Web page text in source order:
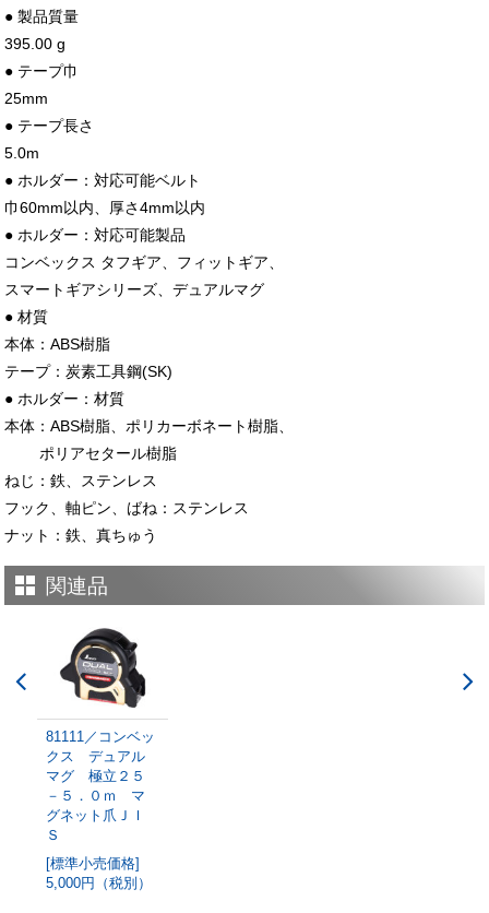
● 製品質量
395.00 g
● テープ巾
25mm
● テープ長さ
5.0m
● ホルダー：対応可能ベルト
巾60mm以内、厚さ4mm以内
● ホルダー：対応可能製品
コンベックス タフギア、フィットギア、
スマートギアシリーズ、デュアルマグ
● 材質
本体：ABS樹脂
テープ：炭素工具鋼(SK)
● ホルダー：材質
本体：ABS樹脂、ポリカーボネート樹脂、
ポリアセタール樹脂
ねじ：鉄、ステンレス
フック、軸ピン、ばね：ステンレス
ナット：鉄、真ちゅう
関連品
81111／コンベッ
クス デュアル
マグ 極立２５
－５．０ｍ マ
グネット爪ＪＩ
Ｓ
[標準小売価格]
5,000円（税別）